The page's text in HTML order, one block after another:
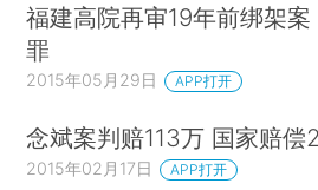
福建高院再审19年前绑架
罪
2015年05月29日 APP打开
念斌案判赔113万 国家赔偿
2015年02月17日 APP打开